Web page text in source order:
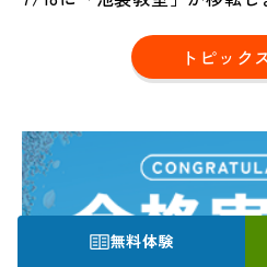
無料体験
トピック